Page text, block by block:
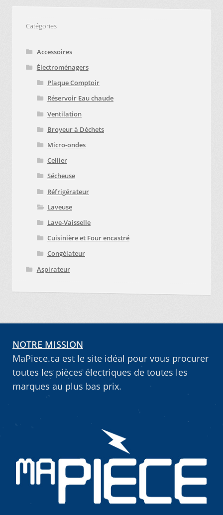
Catégories
Accessoires
Électroménagers
Plaque Comptoir
Réservoir Eau chaude
Ventilation
Broyeur à Déchets
Micro-ondes
Cellier
Sécheuse
Réfrigérateur
Laveuse
Lave-Vaisselle
Cuisinière et Four encastré
Congélateur
Aspirateur
NOTRE MISSION
MaPiece.ca est le site idéal pour vous procurer
toutes les pièces électriques de toutes les
marques au plus bas prix.